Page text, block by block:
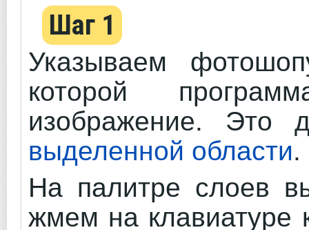
Шаг 1
Указываем
которой
изображение. Это
выделенной области.
На палитре слоев
жмем на клавиатуре